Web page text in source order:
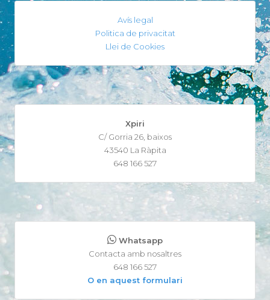
Avís legal
Politica de privacitat
Llei de Cookies
Xpiri
C/ Gorria 26, baixos
43540 La Ràpita
648 166 527
Whatsapp
Contacta amb nosaltres
648 166 527
O en aquest formulari